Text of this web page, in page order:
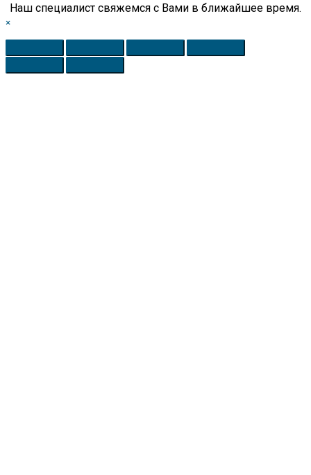
Наш специалист свяжемся с Вами в ближайшее время.
×